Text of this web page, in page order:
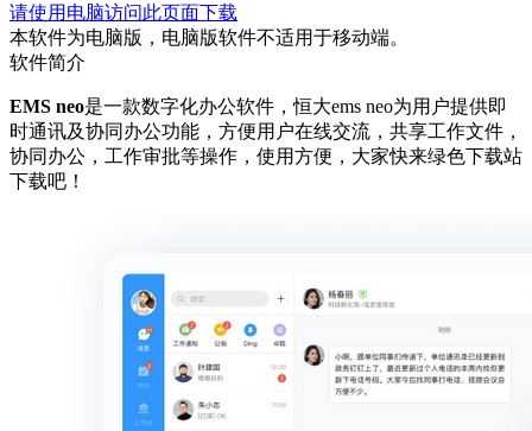
请使用电脑访问此页面下载
本软件为电脑版，电脑版软件不适用于移动端。
软件简介
EMS neo是一款数字化办公软件，恒大ems neo为用户提供即
时通讯及协同办公功能，方便用户在线交流，共享工作文件，
协同办公，工作审批等操作，使用方便，大家快来绿色下载站
下载吧！